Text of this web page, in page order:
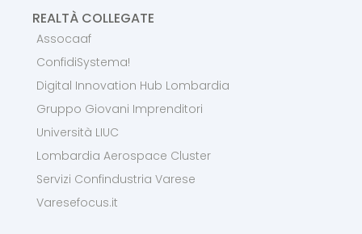
REALTÀ COLLEGATE
Assocaaf
ConfidiSystema!
Digital Innovation Hub Lombardia
Gruppo Giovani Imprenditori
Università LIUC
Lombardia Aerospace Cluster
Servizi Confindustria Varese
Varesefocus.it